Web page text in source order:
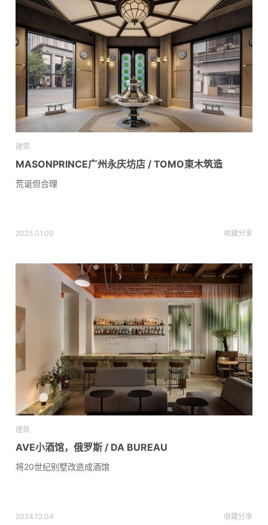
建筑
MASONPRINCE广州永庆坊店 / TOMO東木筑造
荒诞但合理
2025.01.09 收藏分享
建筑
AVE小酒馆，俄罗斯 / DA BUREAU
将20世纪别墅改造成酒馆
2024.12.04 收藏分享